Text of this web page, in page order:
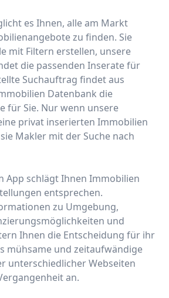
es Ihnen, alle am Markt
zu finden. Sie
mit Filtern erstellen, unsere
die passenden Inserate für
Suchauftrag findet aus
Datenbank die
für Sie. Nur wenn unsere
privat inserierten Immobilien
Makler mit der Suche nach
App schlägt Ihnen Immobilien
entsprechen.
zu Umgebung,
und
Ihnen die Entscheidung für ihr
mühsame und zeitaufwändige
unterschiedlicher Webseiten
an.